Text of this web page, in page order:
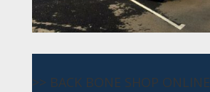
>> BACK BONE SHOP ONLINE